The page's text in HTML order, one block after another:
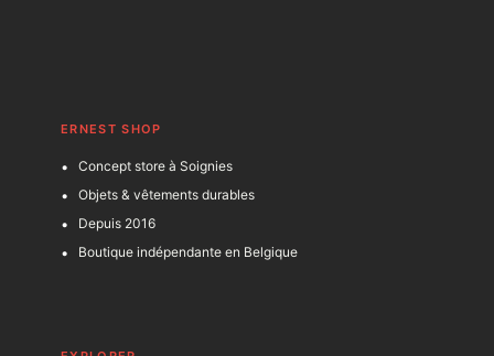
ERNEST SHOP
Concept store à Soignies
Objets & vêtements durables
Depuis 2016
Boutique indépendante en Belgique